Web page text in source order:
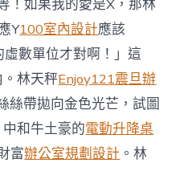
場
投
資
防
御
價
值
凸
顯 億
嵐
等！如果我的愛是X，那林
Y100室內設計應該
虛數單位才對啊！」這
林天秤Enjoy121震旦辦
絲帶拋向金色光芒，試圖
中和牛土豪的電動升降桌
富辦公室規劃設計 。林